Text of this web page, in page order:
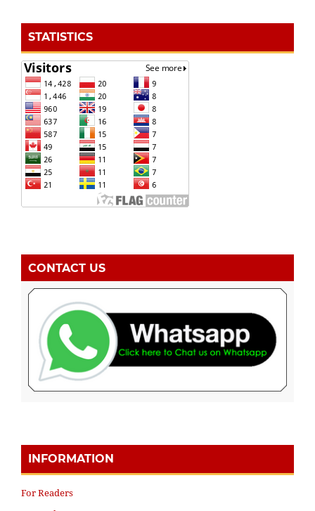
STATISTICS
CONTACT US
INFORMATION
For Readers